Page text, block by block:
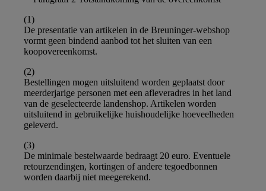
(1)
De presentatie van artikelen in de Breuninger-webshop
vormt geen bindend aanbod tot het sluiten van een
koopovereenkomst.
(2)
Bestellingen mogen uitsluitend worden geplaatst door
meerderjarige personen met een afleveradres in het land
van de geselecteerde landenshop. Artikelen worden
uitsluitend in gebruikelijke huishoudelijke hoeveelheden
geleverd.
(3)
De minimale bestelwaarde bedraagt 20 euro. Eventuele
retourzendingen, kortingen of andere tegoedbonnen
worden daarbij niet meegerekend.